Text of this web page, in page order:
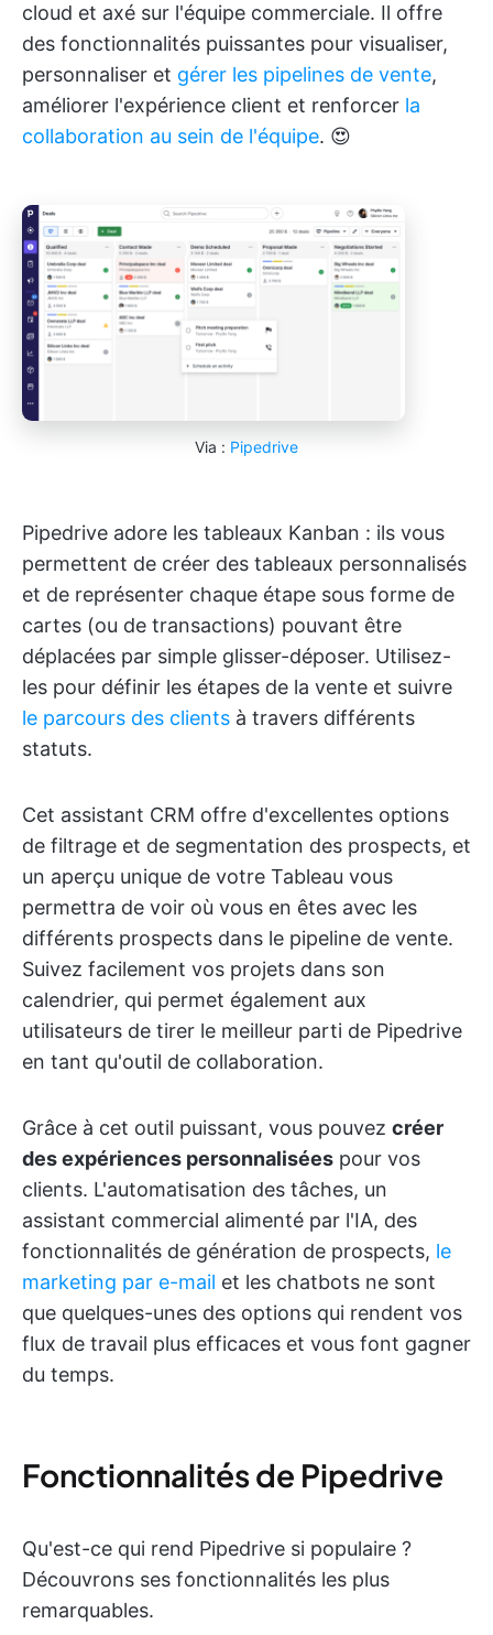
cloud et axé sur l'équipe commerciale. Il offre
des fonctionnalités puissantes pour visualiser,
personnaliser et gérer les pipelines de vente,
améliorer l'expérience client et renforcer la
collaboration au sein de l'équipe. 😍
Via : Pipedrive
Pipedrive adore les tableaux Kanban : ils vous
permettent de créer des tableaux personnalisés
et de représenter chaque étape sous forme de
cartes (ou de transactions) pouvant être
déplacées par simple glisser-déposer. Utilisez-
les pour définir les étapes de la vente et suivre
le parcours des clients à travers différents
statuts.
Cet assistant CRM offre d'excellentes options
de filtrage et de segmentation des prospects, et
un aperçu unique de votre Tableau vous
permettra de voir où vous en êtes avec les
différents prospects dans le pipeline de vente.
Suivez facilement vos projets dans son
calendrier, qui permet également aux
utilisateurs de tirer le meilleur parti de Pipedrive
en tant qu'outil de collaboration.
Grâce à cet outil puissant, vous pouvez créer
des expériences personnalisées pour vos
clients. L'automatisation des tâches, un
assistant commercial alimenté par l'IA, des
fonctionnalités de génération de prospects, le
marketing par e-mail et les chatbots ne sont
que quelques-unes des options qui rendent vos
flux de travail plus efficaces et vous font gagner
du temps.
Fonctionnalités de Pipedrive
Qu'est-ce qui rend Pipedrive si populaire ?
Découvrons ses fonctionnalités les plus
remarquables.